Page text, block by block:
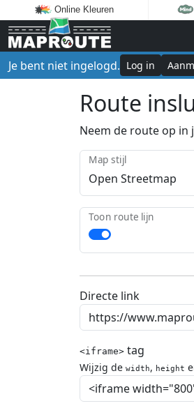
Online Kleuren
Je bent niet ingelogd. Log in
Route
Neem de route op
Map stijl
Toon route lijn
Directe link
<iframe> tag
Wijzig de width, height